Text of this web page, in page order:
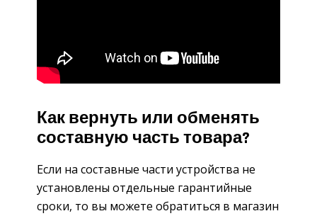
Как вернуть или обменять
составную часть товара?
Если на составные части устройства не
установлены отдельные гарантийные
сроки, то вы можете обратиться в магазин